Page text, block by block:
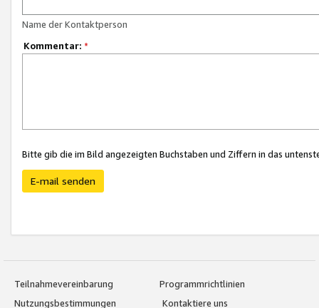
Name der Kontaktperson
Kommentar: *
Bitte gib die im Bild angezeigten Buchstaben und Ziffern in das
E-mail senden
Teilnahmevereinbarung
Programmrichtlinien
Nutzungsbestimmungen
Kontaktiere uns